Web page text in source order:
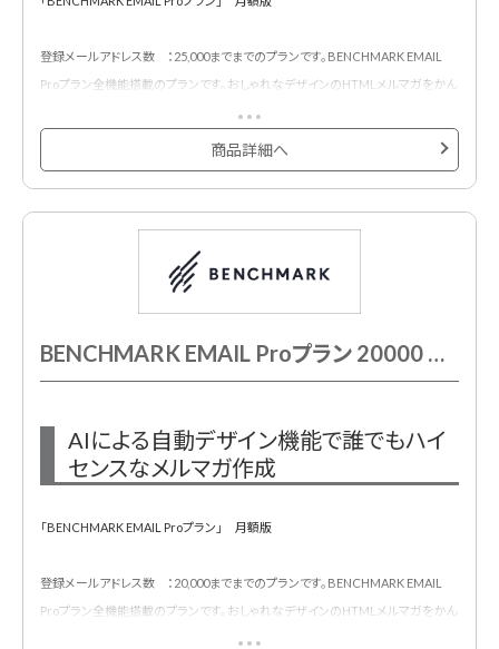
登録メールアドレス数 ：25,000までまでのプランです。BENCHMARK EMAIL
Proプラン全機能搭載のプランです。おしゃれなデザインのHTMLメルマガをかん
たんに作成・配信・効果測定できるメール配信サービスです。
500種類以上のメルマガ用デザインテンプレートが用意されており、プロのデザ
イナーが作成したHTMLメールデザインテンプレートでメール配信システムをは
商品詳細へ
BENCHMARK EMAIL Proプラン 20000 月額契約
AIによる自動デザイン機能で誰でもハイ
センスなメルマガ作成
「BENCHMARK EMAIL Proプラン」 月額版
登録メールアドレス数 ：20,000までまでのプランです。BENCHMARK EMAIL
Proプラン全機能搭載のプランです。おしゃれなデザインのHTMLメルマガをかん